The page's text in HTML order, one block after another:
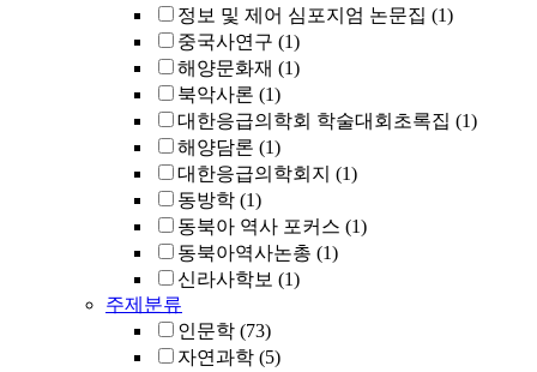
정보 및 제어 심포지엄 논문집 (1)
중국사연구 (1)
해양문화재 (1)
북악사론 (1)
대한응급의학회 학술대회초록집 (1)
해양담론 (1)
대한응급의학회지 (1)
동방학 (1)
동북아 역사 포커스 (1)
동북아역사논총 (1)
신라사학보 (1)
주제분류
인문학 (73)
자연과학 (5)